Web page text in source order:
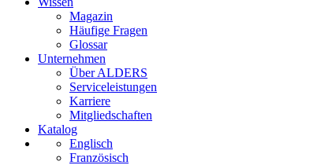
Magazin
Häufige Fragen
Glossar
Unternehmen
Über ALDERS
Serviceleistungen
Karriere
Mitgliedschaften
Katalog
Englisch
Französisch